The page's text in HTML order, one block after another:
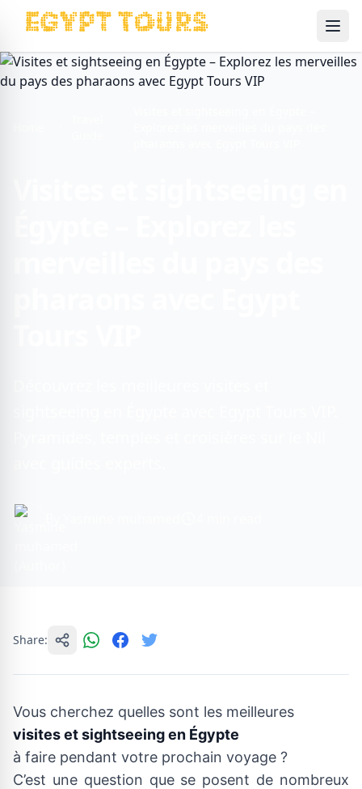
Share:
Vous cherchez quelles sont les meilleures
visites et sightseeing en Égypte
à faire pendant votre prochain voyage ?
C’est une question que se posent de nombreux